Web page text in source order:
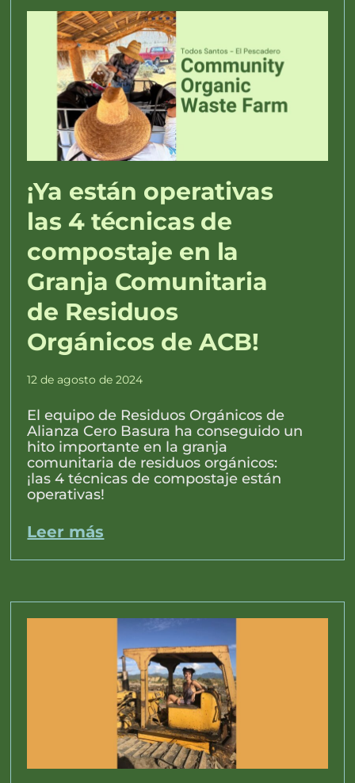
¡Ya están operativas
las 4 técnicas de
compostaje en la
Granja Comunitaria
de Residuos
Orgánicos de ACB!
12 de agosto de 2024
El equipo de Residuos Orgánicos de
Alianza Cero Basura ha conseguido un
hito importante en la granja
comunitaria de residuos orgánicos:
¡las 4 técnicas de compostaje están
operativas!
Leer más